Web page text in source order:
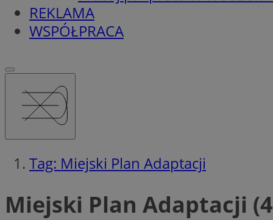
REKLAMA
WSPÓŁPRACA
Tag: Miejski Plan Adaptacji
Miejski Plan Adaptacji